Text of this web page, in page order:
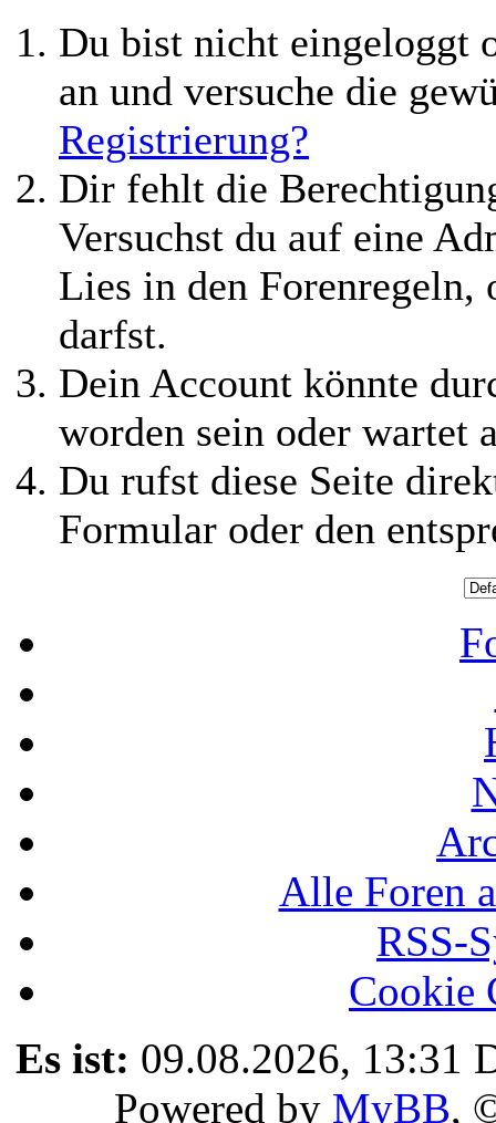
Du bist nicht eingeloggt
an und versuche die
Registrierung?
Dir fehlt die
Versuchst du auf eine
Lies in den Forenregeln,
darfst.
Dein Account könnte
worden sein oder wartet
Du rufst diese Seite
Formular oder den
Alle Foren
RSS-
Cookie
Es ist: 09.08.2026, 13:31
Powered by MyBB,